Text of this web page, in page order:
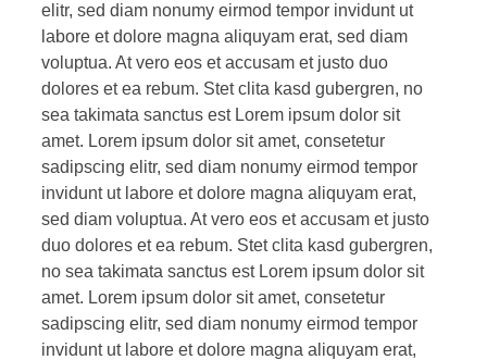
elitr, sed diam nonumy eirmod tempor invidunt ut
labore et dolore magna aliquyam erat, sed diam
voluptua. At vero eos et accusam et justo duo
dolores et ea rebum. Stet clita kasd gubergren, no
sea takimata sanctus est Lorem ipsum dolor sit
amet. Lorem ipsum dolor sit amet, consetetur
sadipscing elitr, sed diam nonumy eirmod tempor
invidunt ut labore et dolore magna aliquyam erat,
sed diam voluptua. At vero eos et accusam et justo
duo dolores et ea rebum. Stet clita kasd gubergren,
no sea takimata sanctus est Lorem ipsum dolor sit
amet. Lorem ipsum dolor sit amet, consetetur
sadipscing elitr, sed diam nonumy eirmod tempor
invidunt ut labore et dolore magna aliquyam erat,